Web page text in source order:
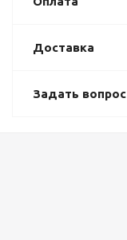
Доставка
Задать вопрос